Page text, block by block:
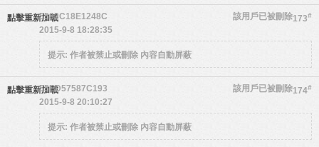
點擊重新加載 173#
5583C18E1248C
該用戶已被刪除
2015-9-8 18:28:35
提示: 作者被禁止或刪除 內容自動屏蔽
點擊重新加載 174#
55ED57587C193
該用戶已被刪除
2015-9-8 20:10:27
提示: 作者被禁止或刪除 內容自動屏蔽